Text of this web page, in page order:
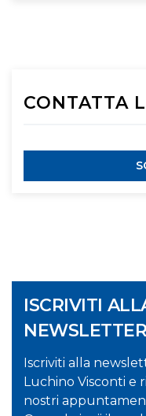
CONTATTA
ISCRIVITI
NEWSLETTER
Iscriviti alla
Luchino Visconti e
nostri